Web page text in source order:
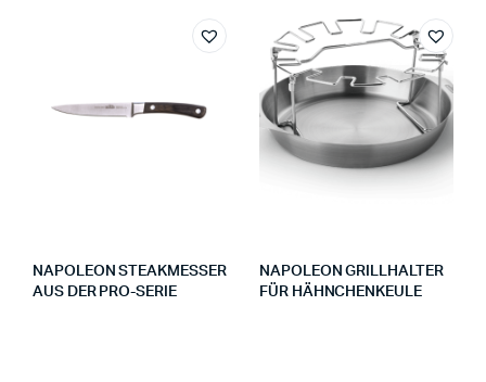
NAPOLEON STEAKMESSER
AUS DER PRO-SERIE
NAPOLEON GRILLHALTER
FÜR HÄHNCHENKEULE